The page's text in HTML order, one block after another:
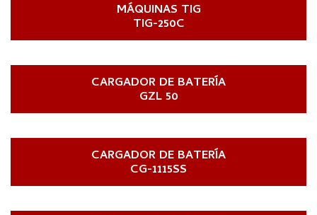
MÁQUINAS TIG
TIG-250C
CARGADOR DE BATERÍA
GZL 50
CARGADOR DE BATERÍA
CG-1115SS